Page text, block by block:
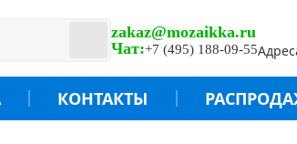
zakaz@mozaikka.ru
Чат:+7 (495) 188-09-55
КОНТАКТЫ